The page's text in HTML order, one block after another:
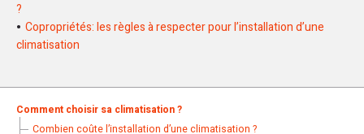
?
Copropriétés: les règles à respecter pour l’installation d’une
climatisation
Comment choisir sa climatisation ?
Combien coûte l’installation d’une climatisation ?